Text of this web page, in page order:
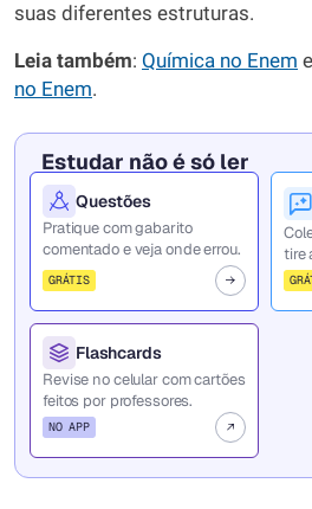
suas diferentes estruturas.
Leia também: Química no Enem e
no Enem.
Estudar não é só ler
Questões
Pratique com gabarito
comentado e veja onde errou.
GRÁTIS
tire
Flashcards
Revise no celular com cartões
feitos por professores.
NO APP